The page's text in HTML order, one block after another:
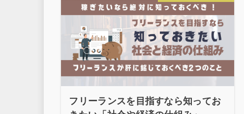
フリーランスを目指すなら知ってお